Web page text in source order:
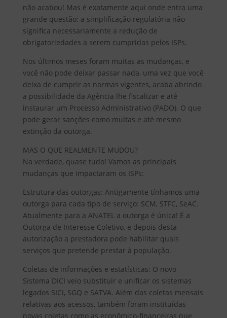
não acabou! Mas é exatamente aqui onde entra uma
grande questão: a simplificação regulatória não
significa necessariamente a redução de
obrigatoriedades a serem cumpridas pelos ISPs.
Nos últimos meses foram muitas as mudanças, e
você não pode deixar passar nada, uma vez que você
deixa de cumprir as normas vigentes, acaba abrindo
a possibilidade da Agência lhe fiscalizar e até
instaurar um Processo Administrativo (PADO). O que
pode gerar sanções como multas e até mesmo
extinção da outorga.
MAS O QUE REALMENTE MUDOU?
Na verdade, quase tudo! Vamos as principais
mudanças que impactaram os ISPs:
Estrutura das outorgas: Antigamente tínhamos uma
outorga para cada tipo de serviço: SCM, STFC, SeAC.
Atualmente para a ANATEL a outorga é única! É a
Outorga de Interesse Coletivo, e depois desta
autorização a prestadora pode habilitar quais
serviços que pretende prestar à população.
Coletas de informações e estatísticas: O novo
Sistema DICI veio substituir e unificar os sistemas
legados SICI, SGQ e SATVA. Além das coletas mensais
relativas aos acessos, também foram instituídas
novas coletas como as econômico-financeiras que